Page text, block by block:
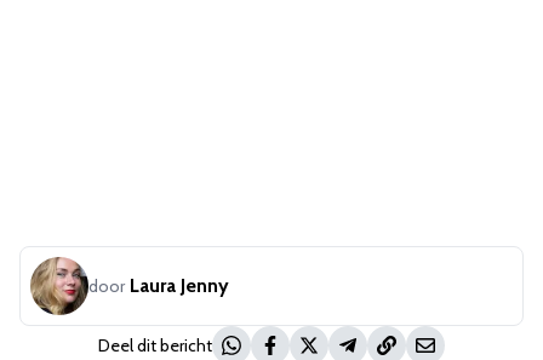
door Laura Jenny
Deel dit bericht